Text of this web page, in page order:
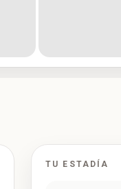
TU ESTADÍA